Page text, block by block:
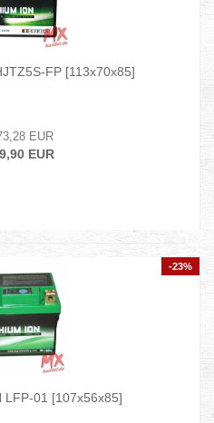
FP [113x70x85]
EUR
EUR
-23%
LFP-01 [107x56x85]